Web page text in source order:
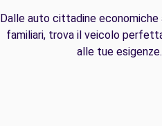
Dalle auto cittadine economiche
familiari, trova il veicolo
alle tue esigenze.